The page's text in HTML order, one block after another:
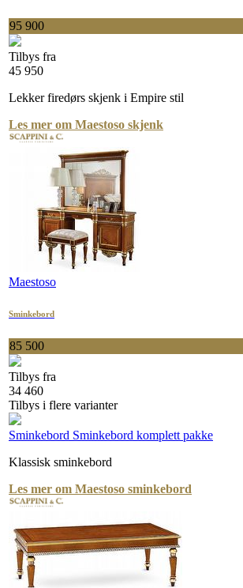
95 900
Tilbys fra
45 950
Lekker firedørs skjenk i Empire stil
Les mer om Maestoso skjenk
Maestoso
Sminkebord
85 500
Tilbys fra
34 460
Tilbys i flere varianter
Sminkebord Sminkebord komplett pakke
Klassisk sminkebord
Les mer om Maestoso sminkebord